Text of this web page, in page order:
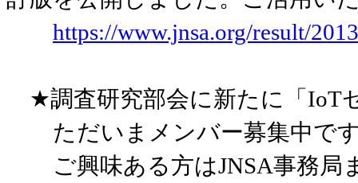
https://www.jnsa.org/result/
★調査研究部会に新たに「IoT
ただいまメンバー募集中で
ご興味ある方はJNSA事務局